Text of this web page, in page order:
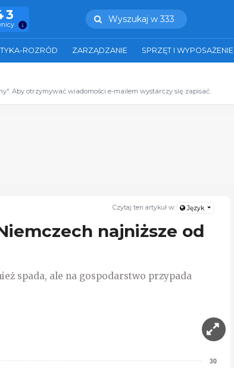
Wyszukaj w 333
ROZRÓD ZARZĄDZANIE SPRZĘT I WYPOSAŻENIE
Aby otrzymywać wiadomości e-mailem wystarczy się zapisać.
Czytaj ten artykuł w: Język
najniższe od
spada, ale na gospodarstwo przypada